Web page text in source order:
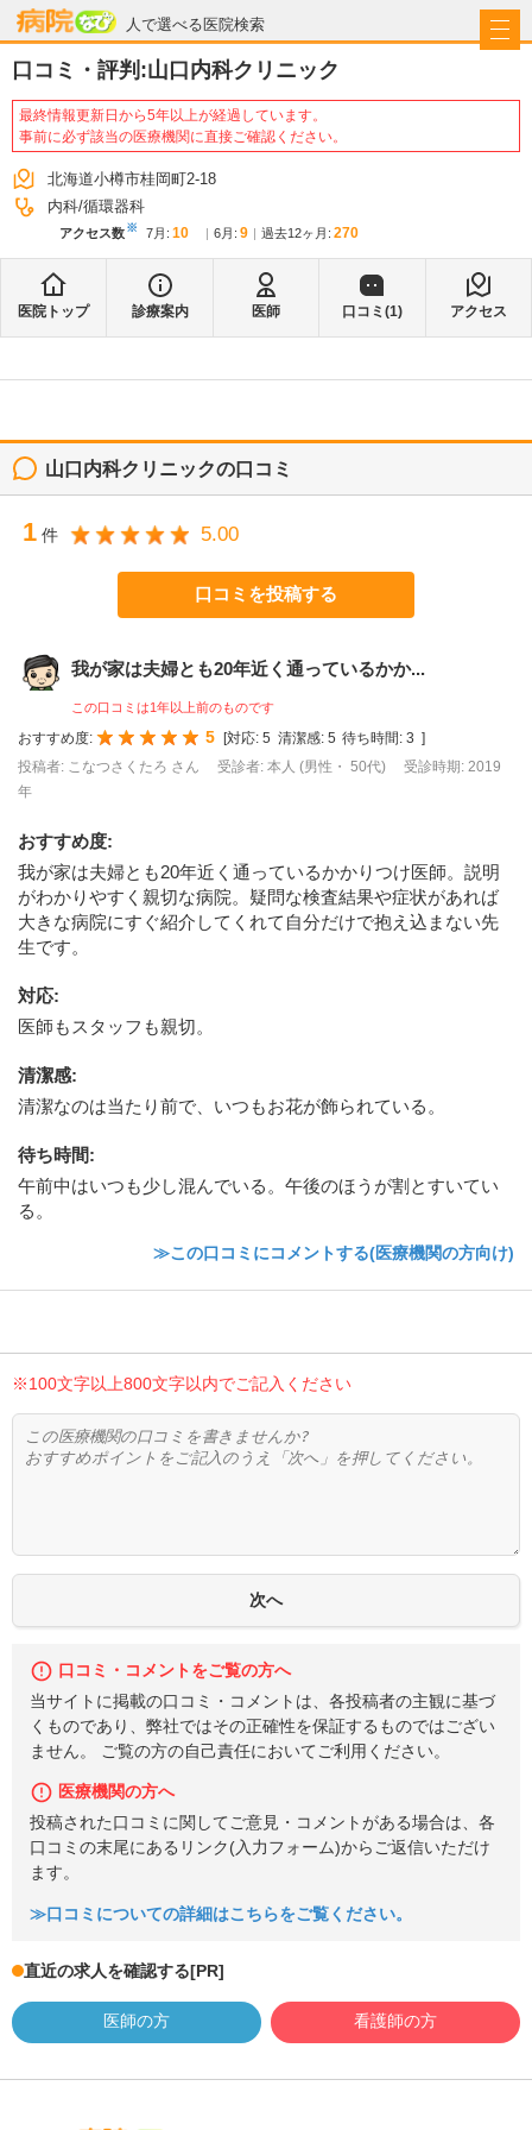
人で選べる医院検索
病院なび
口コミ・評判:山口内科クリニック
最終情報更新日から5年以上が経過しています。
事前に必ず該当の医療機関に直接ご確認ください。
北海道小樽市桂岡町2-18
内科 循環器科
アクセス数※ 7月 : 10 6月 : 9 過去12ヶ月: 270
医院トップ 診療案内 医師 口コミ(1) アクセス
山口内科クリニックの口コミ
1 件 5.00
口コミを投稿する
我が家は夫婦とも20年近く通っているかか...
この口コミは1年以上前のものです
おすすめ度: 5 [対応: 5 清潔感: 5 待ち時間: 3 ]
投稿者: こなつさくたろ さん
受診者: 本人 (男性・ 50代)
受診時期: 2019
年
おすすめ度:
我が家は夫婦とも20年近く通っているかかりつけ医師。説明
がわかりやすく親切な病院。疑問な検査結果や症状があれば
大きな病院にすぐ紹介してくれて自分だけで抱え込まない先
生です。
対応:
医師もスタッフも親切。
清潔感:
清潔なのは当たり前で、いつもお花が飾られている。
待ち時間:
午前中はいつも少し混んでいる。午後のほうが割とすいてい
る。
≫この口コミにコメントする(医療機関の方向け)
※100文字以上800文字以内でご記入ください
口コミ・コメントをご覧の方へ
当サイトに掲載の口コミ・コメントは、各投稿者の主観に基づ
くものであり、弊社ではその正確性を保証するものではござい
ません。 ご覧の方の自己責任においてご利用ください。
医療機関の方へ
投稿された口コミに関してご意見・コメントがある場合は、各
口コミの末尾にあるリンク(入力フォーム)からご返信いただけ
ます。
≫口コミについての詳細はこちらをご覧ください。
直近の求人を確認する[PR]
医師の方 看護師の方